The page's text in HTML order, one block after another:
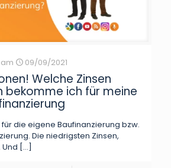
am 09/09/2021
Welche Zinsen
bekomme ich für meine
die eigene Baufinanzierung bzw.
Die niedrigsten Zinsen,
Und […]